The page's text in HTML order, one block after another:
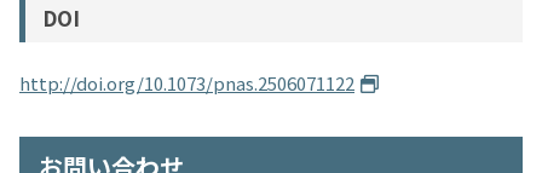
DOI
http://doi.org/10.1073/pnas.2506071122